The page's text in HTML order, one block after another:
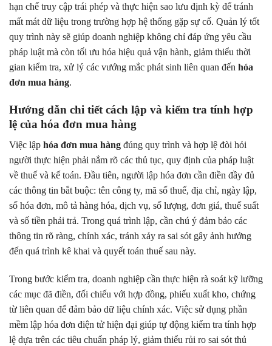
hạn chế truy cập trái phép và thực hiện sao lưu định kỳ để tránh
mất mát dữ liệu trong trường hợp hệ thống gặp sự cố. Quản lý tốt
quy trình này sẽ giúp doanh nghiệp không chỉ đáp ứng yêu cầu
pháp luật mà còn tối ưu hóa hiệu quả vận hành, giảm thiểu thời
gian kiểm tra, xử lý các vướng mắc phát sinh liên quan đến hóa
đơn mua hàng.
Hướng dẫn chi tiết cách lập và kiểm tra tính hợp
lệ của hóa đơn mua hàng
Việc lập hóa đơn mua hàng đúng quy trình và hợp lệ đòi hỏi
người thực hiện phải nắm rõ các thủ tục, quy định của pháp luật
về thuế và kế toán. Đầu tiên, người lập hóa đơn cần điền đầy đủ
các thông tin bắt buộc: tên công ty, mã số thuế, địa chỉ, ngày lập,
số hóa đơn, mô tả hàng hóa, dịch vụ, số lượng, đơn giá, thuế suất
và số tiền phải trả. Trong quá trình lập, cần chú ý đảm bảo các
thông tin rõ ràng, chính xác, tránh xảy ra sai sót gây ảnh hưởng
đến quá trình kê khai và quyết toán thuế sau này.
Trong bước kiểm tra, doanh nghiệp cần thực hiện rà soát kỹ lưỡng
các mục đã điền, đối chiếu với hợp đồng, phiếu xuất kho, chứng
từ liên quan để đảm bảo dữ liệu chính xác. Việc sử dụng phần
mềm lập hóa đơn điện tử hiện đại giúp tự động kiểm tra tính hợp
lệ dựa trên các tiêu chuẩn pháp lý, giảm thiểu rủi ro sai sót thủ